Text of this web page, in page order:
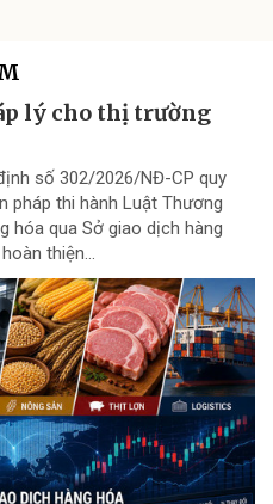
lý cho thị trường
số 302/2026/NĐ-CP quy
pháp thi hành Luật Thương
hóa qua Sở giao dịch hàng
thiện...